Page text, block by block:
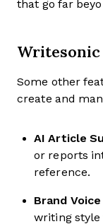
that go far
Writesonic
Some other
create and
AI Article
or reports
reference.
Brand
writing style